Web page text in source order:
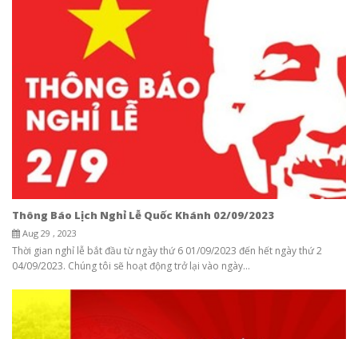
Thông Báo Lịch Nghỉ Lễ Quốc Khánh 02/09/2023
Aug 29 , 2023
Thời gian nghỉ lễ bắt đầu từ ngày thứ 6 01/09/2023 đến hết ngày thứ 2
04/09/2023. Chúng tôi sẽ hoạt động trở lại vào ngày...